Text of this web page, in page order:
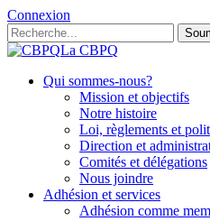
Connexion
La CBPQ
Qui sommes-nous?
Mission et objectifs
Notre histoire
Loi, règlements et
Direction et
Comités et délégations
Nous joindre
Adhésion et services
Adhésion comme